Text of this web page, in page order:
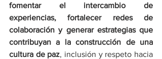
fomentar el intercambio de
experiencias, fortalecer redes de
colaboración y generar estrategias que
contribuyan a la construcción de una
cultura de paz, inclusión y respeto hacia